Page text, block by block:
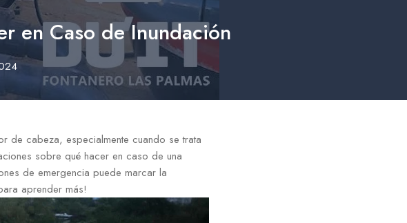
en Caso de Inundación
de cabeza, especialmente cuando se trata
sobre qué hacer en caso de una
de emergencia puede marcar la
aprender más!